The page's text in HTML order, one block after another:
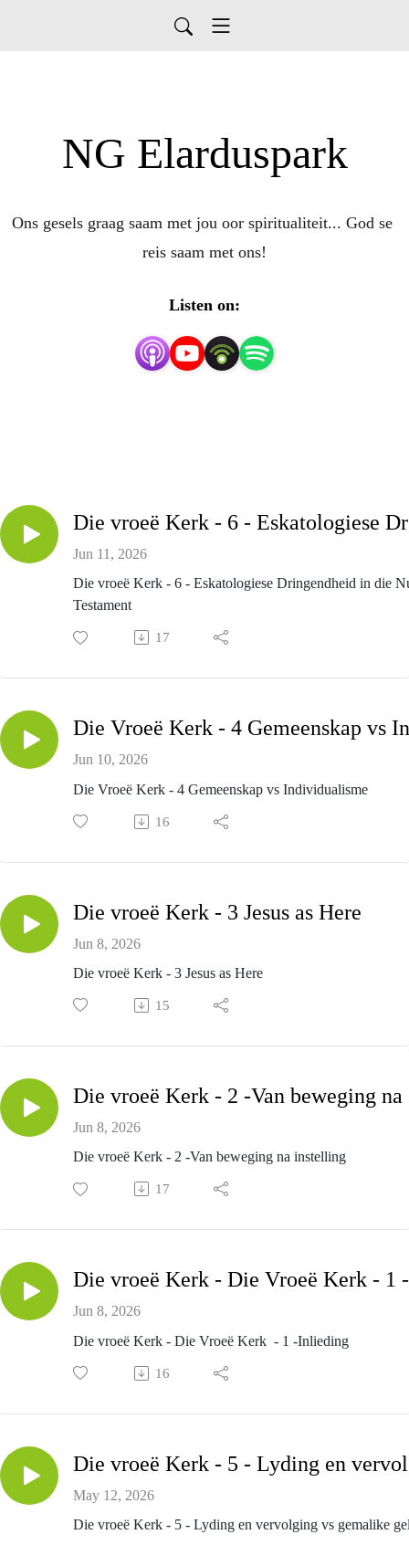
NG Elarduspark
Ons gesels graag saam met jou oor spiritualiteit... God se
reis saam met ons!
Listen on:
Jun 11, 2026
Die vroeë Kerk - 6 - Eskatologiese Dringendheid in die
Testament
17
Jun 10, 2026
Die Vroeë Kerk - 4 Gemeenskap vs Individualisme
16
Die vroeë Kerk - 3 Jesus as Here
Jun 8, 2026
Die vroeë Kerk - 3 Jesus as Here
15
Jun 8, 2026
Die vroeë Kerk - 2 -Van beweging na instelling
17
Jun 8, 2026
Die vroeë Kerk - Die Vroeë Kerk - 1 -Inlieding
16
May 12, 2026
Die vroeë Kerk - 5 - Lyding en vervolging vs gemalike